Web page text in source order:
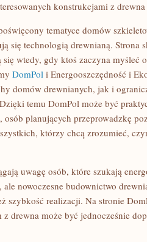
konstrukcjami z drewna
tematyce domów
się technologią drewnianą. Strona
wtedy, gdy ktoś zaczyna myśleć
DomPol i Energooszczędność i
domów drewnianych, jak i
temu DomPol może być
osób planujących przeprowadzkę
którzy chcą zrozumieć,
uwagę osób, które szukają
nowoczesne budownictwo
szybkość realizacji. Na stronie
z drewna może być jednocześnie